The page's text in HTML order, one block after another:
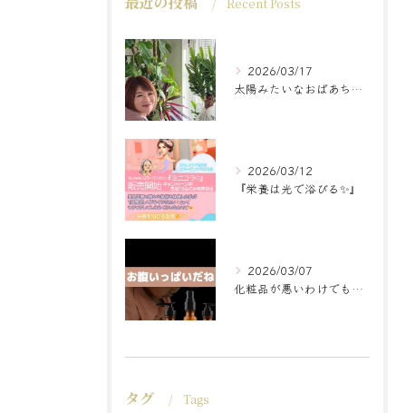
Recent Posts
2026/03/17
太陽みたいなおばあちゃんに
2026/03/12
『栄養は光で浴びる✨』
2026/03/07
化粧品が悪いわけでもなく
タグ Tags